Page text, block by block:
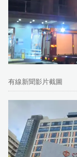
有線新聞影片截圖